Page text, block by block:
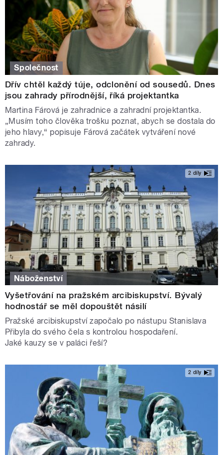
Společnost
Dřív chtěl každý túje, odclonění od sousedů. Dnes
jsou zahrady přírodnější, říká projektantka
Martina Fárová je zahradnice a zahradní projektantka.
„Musím toho člověka trošku poznat, abych se dostala do
jeho hlavy,“ popisuje Fárová začátek vytváření nové
zahrady.
2 díly
Náboženství
Vyšetřování na pražském arcibiskupství. Bývalý
hodnostář se měl dopouštět násilí
Pražské arcibiskupství započalo po nástupu Stanislava
Přibyla do svého čela s kontrolou hospodaření.
Jaké kauzy se v paláci řeší?
2 díly